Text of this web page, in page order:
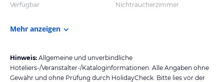
Verfügbar
Nichtraucherzimmer
Mehr anzeigen
Hinweis: Allgemeine und unverbindliche
Hoteliers-/Veranstalter-/Kataloginformationen. Alle Angaben ohne
Gewähr und ohne Prüfung durch HolidayCheck. Bitte lies vor der